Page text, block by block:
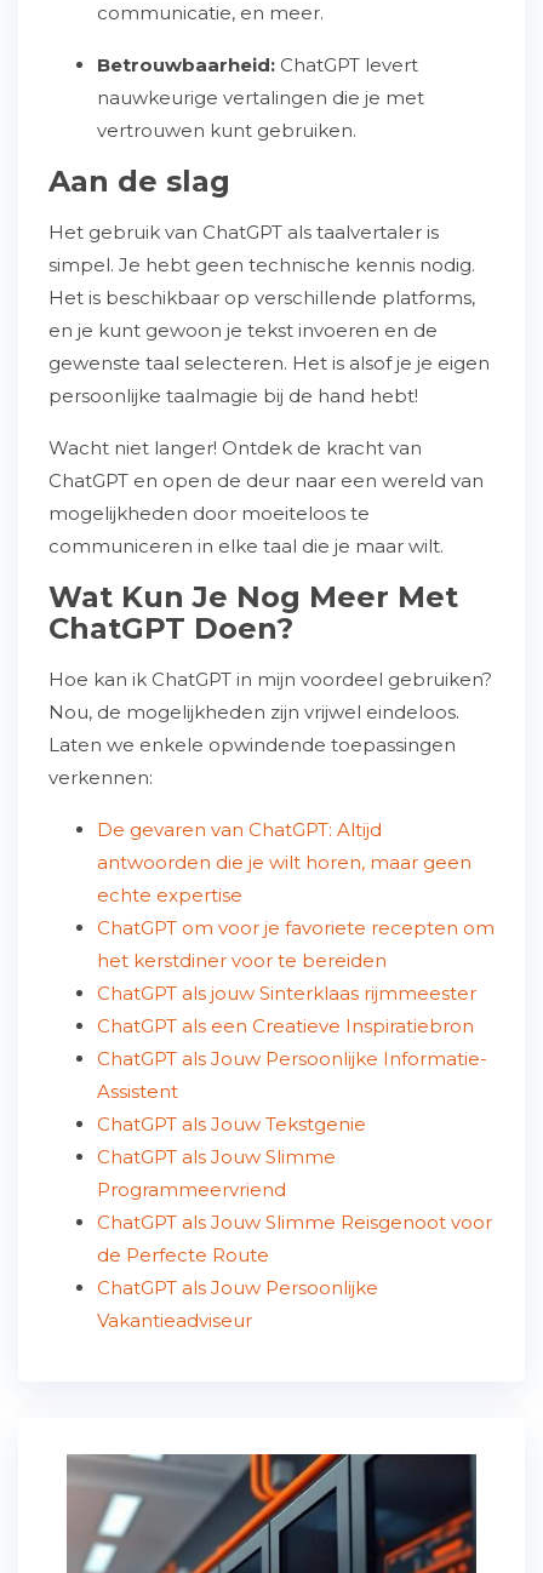
communicatie, en meer.
Betrouwbaarheid: ChatGPT levert
nauwkeurige vertalingen die je met
vertrouwen kunt gebruiken.
Aan de slag
Het gebruik van ChatGPT als taalvertaler is
simpel. Je hebt geen technische kennis nodig.
Het is beschikbaar op verschillende platforms,
en je kunt gewoon je tekst invoeren en de
gewenste taal selecteren. Het is alsof je je eigen
persoonlijke taalmagie bij de hand hebt!
Wacht niet langer! Ontdek de kracht van
ChatGPT en open de deur naar een wereld van
mogelijkheden door moeiteloos te
communiceren in elke taal die je maar wilt.
Wat Kun Je Nog Meer Met
ChatGPT Doen?
Hoe kan ik ChatGPT in mijn voordeel gebruiken?
Nou, de mogelijkheden zijn vrijwel eindeloos.
Laten we enkele opwindende toepassingen
verkennen:
De gevaren van ChatGPT: Altijd
antwoorden die je wilt horen, maar geen
echte expertise
ChatGPT om voor je favoriete recepten om
het kerstdiner voor te bereiden
ChatGPT als jouw Sinterklaas rijmmeester
ChatGPT als een Creatieve Inspiratiebron
ChatGPT als Jouw Persoonlijke Informatie-
Assistent
ChatGPT als Jouw Tekstgenie
ChatGPT als Jouw Slimme
Programmeervriend
ChatGPT als Jouw Slimme Reisgenoot voor
de Perfecte Route
ChatGPT als Jouw Persoonlijke
Vakantieadviseur